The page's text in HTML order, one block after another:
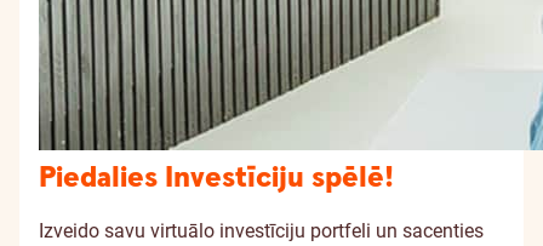
Piedalies Investīciju spēlē!
Izveido savu virtuālo investīciju portfeli un sacenties